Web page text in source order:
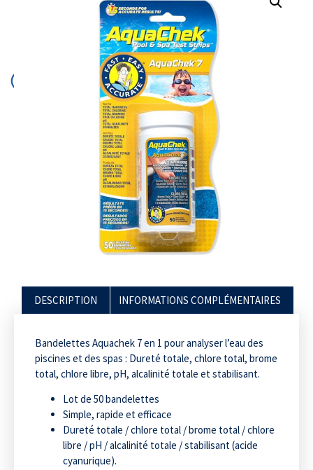
DESCRIPTION INFORMATIONS COMPLÉMENTAIRES
Bandelettes Aquachek 7 en 1 pour analyser l’eau des
piscines et des spas : Dureté totale, chlore total, brome
total, chlore libre, pH, alcalinité totale et stabilisant.
Lot de 50 bandelettes
Simple, rapide et efficace
Dureté totale / chlore total / brome total / chlore
libre / pH / alcalinité totale / stabilisant (acide
cyanurique).